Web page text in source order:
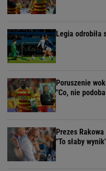
Legia odrobiła
Poruszenie
"Co, nie
Prezes
"To słaby